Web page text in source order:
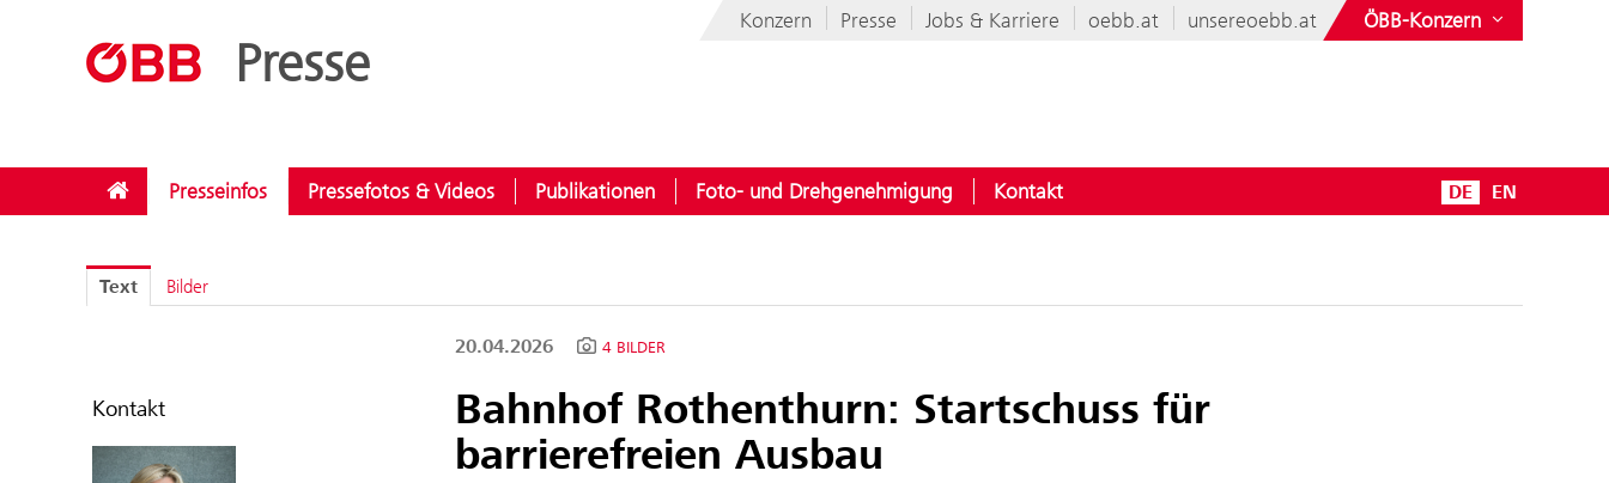
Presse
Konzern Presse Jobs & Karriere oebb.at unsereoebb.at ÖBB-Konzern
Presseinfos Pressefotos & Videos Publikationen Foto- und Drehgenehmigung Kontakt DE EN
Text Bilder
Kontakt
20.04.2026 4 BILDER
Bahnhof Rothenthurn: Startschuss für
barrierefreien Ausbau